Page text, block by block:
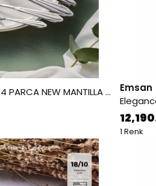
KASIK TAKIMI 84 PARCA NEW MANTILLA PLATIN 8683650107187
Emsan
1 Renk